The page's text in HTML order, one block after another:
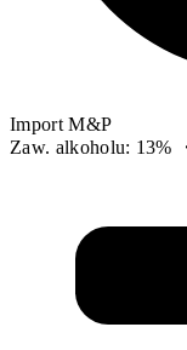
Import M&P
Zaw. alkoholu: 13%